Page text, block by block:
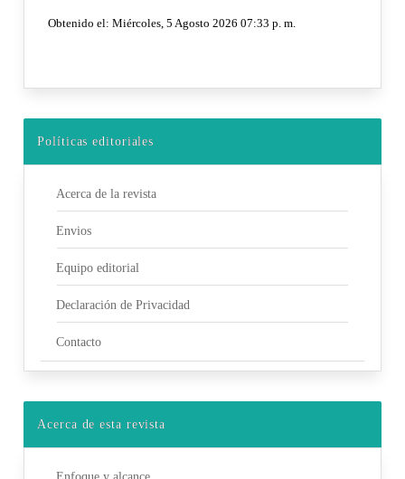
Políticas editoriales
Acerca de la revista
Envios
Equipo editorial
Declaración de Privacidad
Contacto
Acerca de esta revista